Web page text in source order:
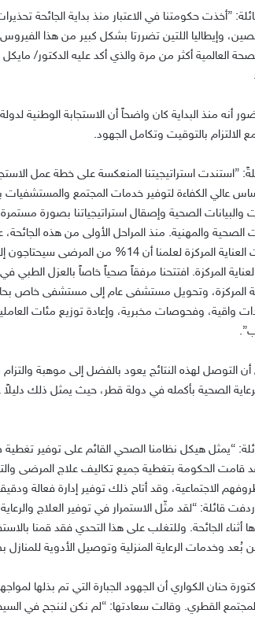
”أخذت حكومتنا في الاعتبار منذ بداية الجائحة
وإيطاليا اللتين تضررتا بشكل كبير من هذا
العالمية أكثر من مرة والذي أكد عليه الدكتور/
أنه منذ البداية كان واضحاً أن الاستجابة الوطنية
الالتزام بالتوقيت وتكامل الجهود.
”استندت استراتيجيتنا المنعكسة على خطة عمل
عالي الكفاءة لتوفير خدمات المجتمع
الصحية وإصقال استراتيجياتنا بصورة مستمرة،
الصحية والمهنية. منذ المراحل الأولى من هذه
المركزة. افتتحنا مرفقاً صحياً خاصاً بالعزل الطبي
المركزة، وتحويل مستشفى عام إلى مستشفى خاص
واقية، وفحوصات مخبرية، وإعادة توزيع مئات
التوصل لهذه النتائج يعود بالفضل إلى موهبة
الصحية بأكمله في دولة قطر، حيث يمثل ذلك دليلاً
“يمثل هيكل نظامنا الصحي القائم على توفير تغطية
قامت الحكومة بتغطية جميع تكاليف علاج المرضى
الاجتماعية، وقد أتاح ذلك توفير إدارة فعالة ودقيقة
قائلة: “لقد مثّل الاستمرار في توفير العلاج
أثناء الجائحة. وللتغلب على هذا التحدي فقد قمنا
بُعد وخدمات الرعاية المنزلية وتوصيل الأدوية
القطري. وقالت سعادتها: “لم نكن لننجح في